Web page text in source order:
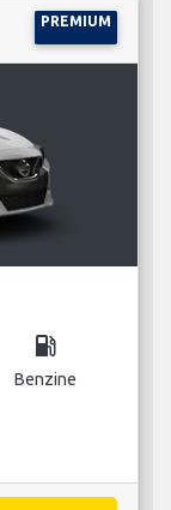
PREMIUM
local_gas_station
Benzine